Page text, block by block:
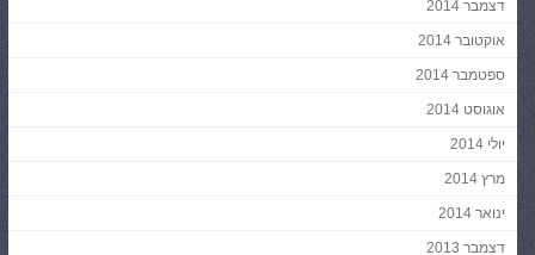
דצמבר 2014
אוקטובר 2014
ספטמבר 2014
אוגוסט 2014
יולי 2014
מרץ 2014
ינואר 2014
דצמבר 2013